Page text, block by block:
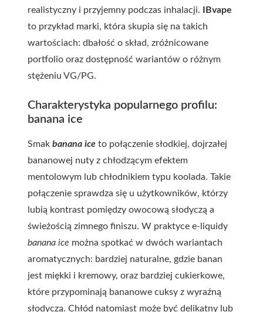
realistyczny i przyjemny podczas inhalacji.
IBvape
to przykład marki, która skupia się na takich
wartościach: dbałość o skład, zróżnicowane
portfolio oraz dostępność wariantów o różnym
stężeniu VG/PG.
Charakterystyka popularnego profilu:
banana ice
Smak banana ice to połączenie słodkiej, dojrzałej
bananowej nuty z chłodzącym efektem
mentolowym lub chłodnikiem typu koolada. Takie
połączenie sprawdza się u użytkowników, którzy
lubią kontrast pomiędzy owocową słodyczą a
świeżością zimnego finiszu. W praktyce e-liquidy
banana ice można spotkać w dwóch wariantach
aromatycznych: bardziej naturalne, gdzie banan
jest miękki i kremowy, oraz bardziej cukierkowe,
które przypominają bananowe cuksy z wyraźną
słodyczą. Chłód natomiast może być delikatny lub